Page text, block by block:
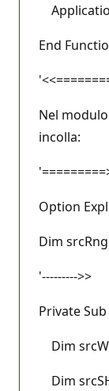
End
Nel
incolla:
Option
Dim
'--------->>
Private
Dim
Dim